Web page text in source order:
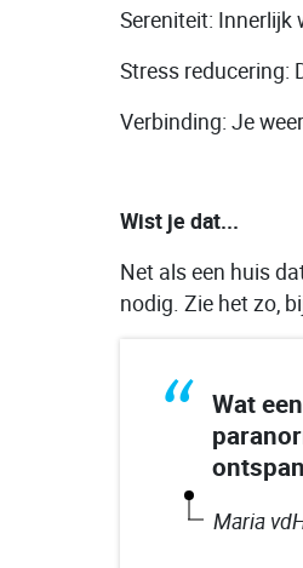
Sereniteit: Innerlijk
Stress reducering:
Verbinding: Je
Wist je dat...
Net als een huis
nodig. Zie het zo,
“
Wat
Maria